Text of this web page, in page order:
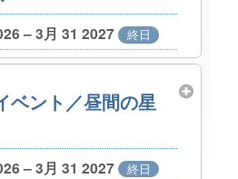
– 3月 31 2027 終日
ベント／昼間の星
– 3月 31 2027 終日